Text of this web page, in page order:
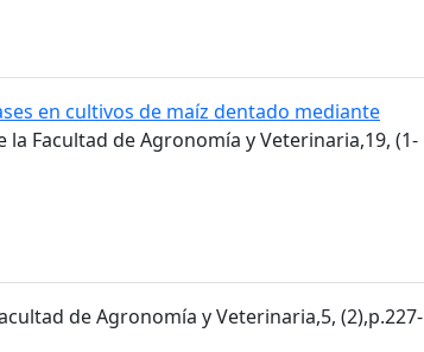
en cultivos de maíz dentado mediante
la Facultad de Agronomía y Veterinaria,19, (1-
de Agronomía y Veterinaria,5, (2),p.227-